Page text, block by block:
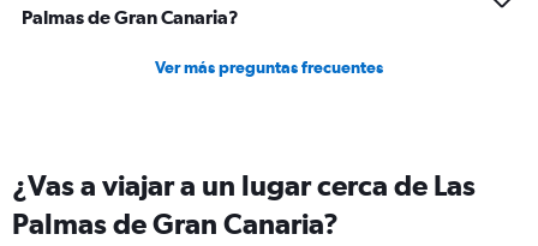
Palmas de Gran Canaria?
Ver más preguntas frecuentes
¿Vas a viajar a un lugar cerca de Las
Palmas de Gran Canaria?